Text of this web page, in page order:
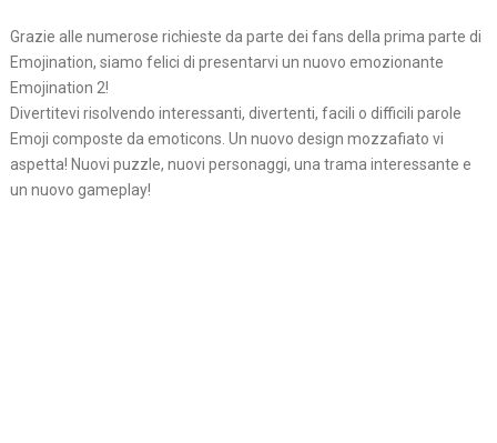
Grazie alle numerose richieste da parte dei fans della prima parte di
Emojination, siamo felici di presentarvi un nuovo emozionante
Emojination 2!
Divertitevi risolvendo interessanti, divertenti, facili o difficili parole
Emoji composte da emoticons. Un nuovo design mozzafiato vi
aspetta! Nuovi puzzle, nuovi personaggi, una trama interessante e
un nuovo gameplay!